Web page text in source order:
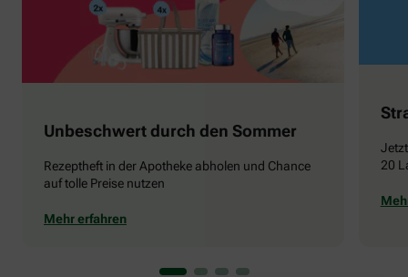
Unbeschwert durch den Sommer
Rezeptheft in der Apotheke abholen und Chance
auf tolle Preise nutzen
Mehr erfahren
20